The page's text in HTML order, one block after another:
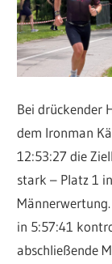
Bei drückender
dem Ironman
12:53:27 die
stark – Platz 1
in 5:57:41
abschließende